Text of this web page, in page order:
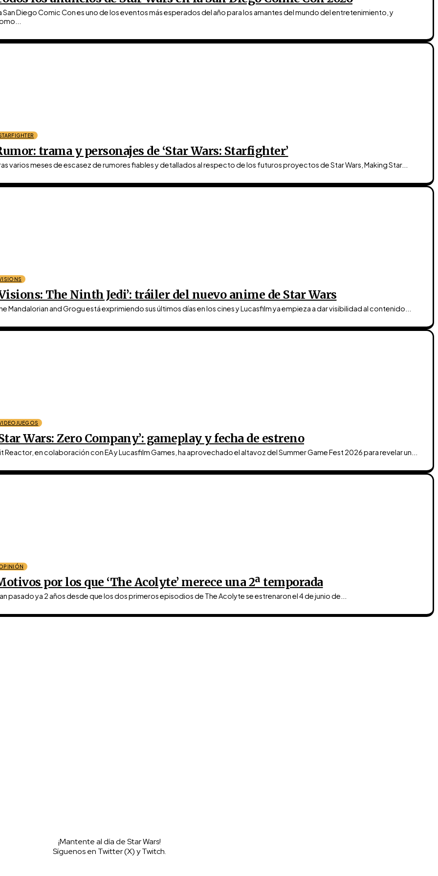
San Diego Comic Con es uno de los eventos más esperados del año para los amantes del mundo del entretenimiento, y
trama y personajes de ‘Star Wars: Starfighter’
varios meses de escasez de rumores fiables y detallados al respecto de los futuros proyectos de Star Wars, Making Star...
The Ninth Jedi’: tráiler del nuevo anime de Star Wars
Mandalorian and Grogu está exprimiendo sus últimos días en los cines y Lucasfilm ya empieza a dar visibilidad al contenido...
Wars: Zero Company’: gameplay y fecha de estreno
Reactor, en colaboración con EA y Lucasfilm Games, ha aprovechado el altavoz del Summer Game Fest 2026 para revelar un...
por los que ‘The Acolyte’ merece una 2ª temporada
pasado ya 2 años desde que los dos primeros episodios de The Acolyte se estrenaron el 4 de junio de...
¡Mantente al día de Star Wars!
Síguenos en Twitter (X) y Twitch.